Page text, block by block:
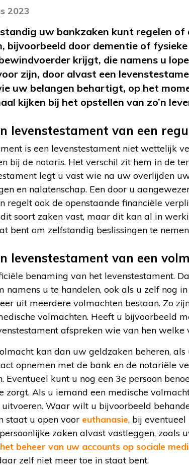
2023
uw bankzaken kunt regelen of
bijvoorbeeld door dementie of
krijgt, die namens u
zijn, door alvast een
uw belangen behartigt, op het
kijken bij het opstellen van zo’n
levenstestament van een
is een levenstestament niet wettelijk
bij de notaris. Het verschil zit hem in de
legt u vast wie na uw overlijden
en nalatenschap. Een door u
regelt ook de openstaande financiële
soort zaken vast, maar dit kan al in
bent om zelfstandig beslissingen te
levenstestament van een
benaming van het levenstestament.
u te handelen, ook als u zelf nog
uit meerdere volmachten bestaan. Zo
volmachten. Heeft u bijvoorbeeld
afspreken wie van hen welke
kan dan uw geldzaken beheren,
opnemen met de bank en de notariële
Eventueel kunt u nog een 3e persoon
zorgt. Als u iemand een medische
Waar wilt u bijvoorbeeld
staat u open voor euthanasie, bij
zaken alvast vastleggen, zoals
het beheer van uw accounts op sociale
zelf niet meer toe in staat bent.